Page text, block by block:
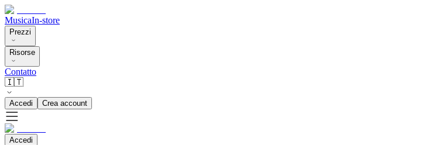
MusicaIn-store
Prezzi
Risorse
Contatto
🇮🇹
Accedi Crea account
Accedi